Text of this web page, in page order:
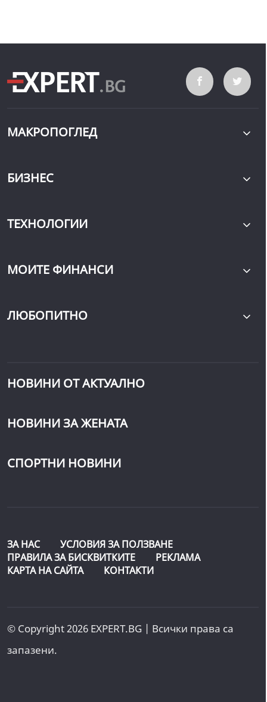
МАКРОПОГЛЕД
БИЗНЕС
ТЕХНОЛОГИИ
МОИТЕ ФИНАНСИ
ЛЮБОПИТНО
НОВИНИ ОТ АКТУАЛНО
НОВИНИ ЗА ЖЕНАТА
СПОРТНИ НОВИНИ
ЗА НАС
УСЛОВИЯ ЗА ПОЛЗВАНЕ
ПРАВИЛА ЗА БИСКВИТКИТЕ
РЕКЛАМА
КАРТА НА САЙТА
КОНТАКТИ
© Copyright 2026 EXPERT.BG | Всички права са
запазени.